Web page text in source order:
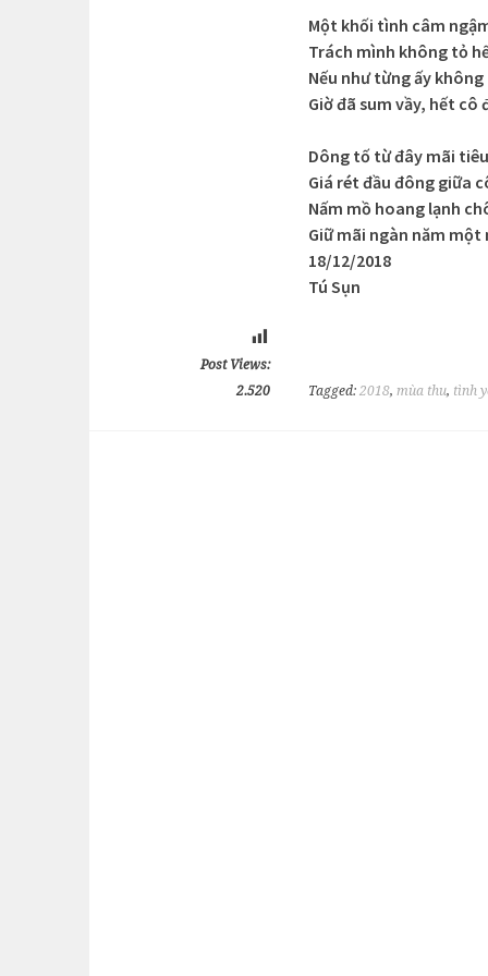
Một khối tình câm
Trách mình không tỏ
Nếu như từng ấy không
Giờ đã sum vầy, hết cô
Dông tố từ đây mãi
Giá rét đầu đông giữa
Nấm mồ hoang lạnh
Giữ mãi ngàn năm một
18/12/2018
Tú Sụn
Post Views:
2.520
Tagged: 2018, mùa thu, tình